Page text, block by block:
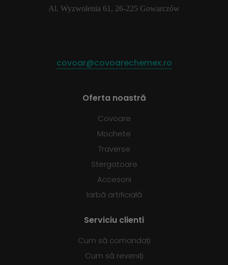
Al. Wyzwolenia 61, 26-225 Gowarczów
covoar@covoarechemex.ro
Oferta noastră
Covoare
Mochete
Traverse
Stergatoare
Accesorii
Iarbă artificială
Serviciu clienti
Cum să comandați
Cum să reveniți